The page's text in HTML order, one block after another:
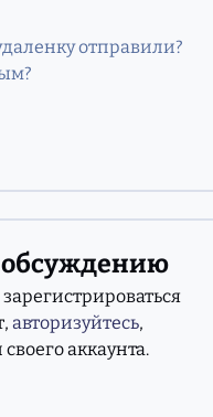
отправили?
обсуждению
авторизуйтесь,
аккаунта.